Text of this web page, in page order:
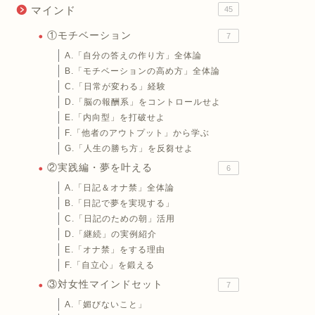
マインド 45
①モチベーション 7
A.「自分の答えの作り方」全体論
B.「モチベーションの高め方」全体論
C.「日常が変わる」経験
D.「脳の報酬系」をコントロールせよ
E.「内向型」を打破せよ
F.「他者のアウトプット」から学ぶ
G.「人生の勝ち方」を反芻せよ
②実践編・夢を叶える 6
A.「日記＆オナ禁」全体論
B.「日記で夢を実現する」
C.「日記のための朝」活用
D.「継続」の実例紹介
E.「オナ禁」をする理由
F.「自立心」を鍛える
③対女性マインドセット 7
A.「媚びないこと」